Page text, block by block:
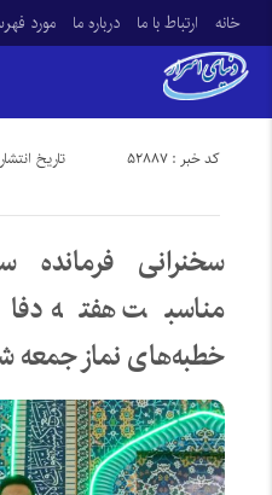
خانه ارتباط با ما درباره ما مورد
تاریخ انتشار : جمعه کد خبر : 52887
سخنرانی فرمانده
مناسبت هفته
خطبه‌های نماز جمعه